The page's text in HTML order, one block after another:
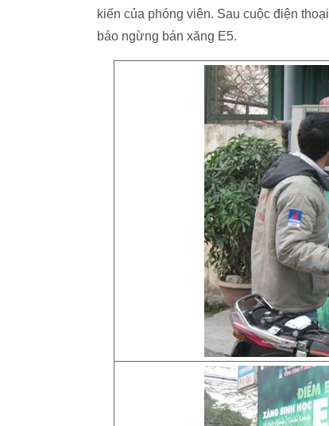
kiến của phóng viên. Sau cuộc điện
báo ngừng bán xăng E5.